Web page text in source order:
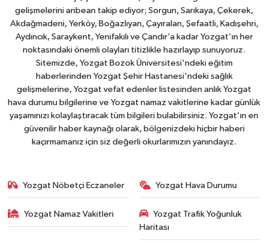
gelişmelerini anbean takip ediyor; Sorgun, Sarıkaya, Çekerek,
Akdağmadeni, Yerköy, Boğazlıyan, Çayıralan, Şefaatli, Kadışehri,
Aydıncık, Saraykent, Yenifakılı ve Çandır’a kadar Yozgat'ın her
noktasındaki önemli olayları titizlikle hazırlayıp sunuyoruz.
Sitemizde, Yozgat Bozok Üniversitesi'ndeki eğitim
haberlerinden Yozgat Şehir Hastanesi'ndeki sağlık
gelişmelerine, Yozgat vefat edenler listesinden anlık Yozgat
hava durumu bilgilerine ve Yozgat namaz vakitlerine kadar günlük
yaşamınızı kolaylaştıracak tüm bilgileri bulabilirsiniz. Yozgat'ın en
güvenilir haber kaynağı olarak, bölgenizdeki hiçbir haberi
kaçırmamanız için siz değerli okurlarımızın yanındayız.
Yozgat Nöbetçi Eczaneler Yozgat Hava Durumu
Yozgat Namaz Vakitleri
Yozgat Trafik Yoğunluk
Haritası